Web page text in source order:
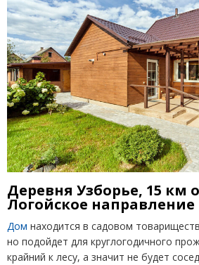
Деревня Узборье, 15 км
Логойское направление
Дом находится в садовом
но подойдет для круглогодичного
крайний к лесу, а значит не будет